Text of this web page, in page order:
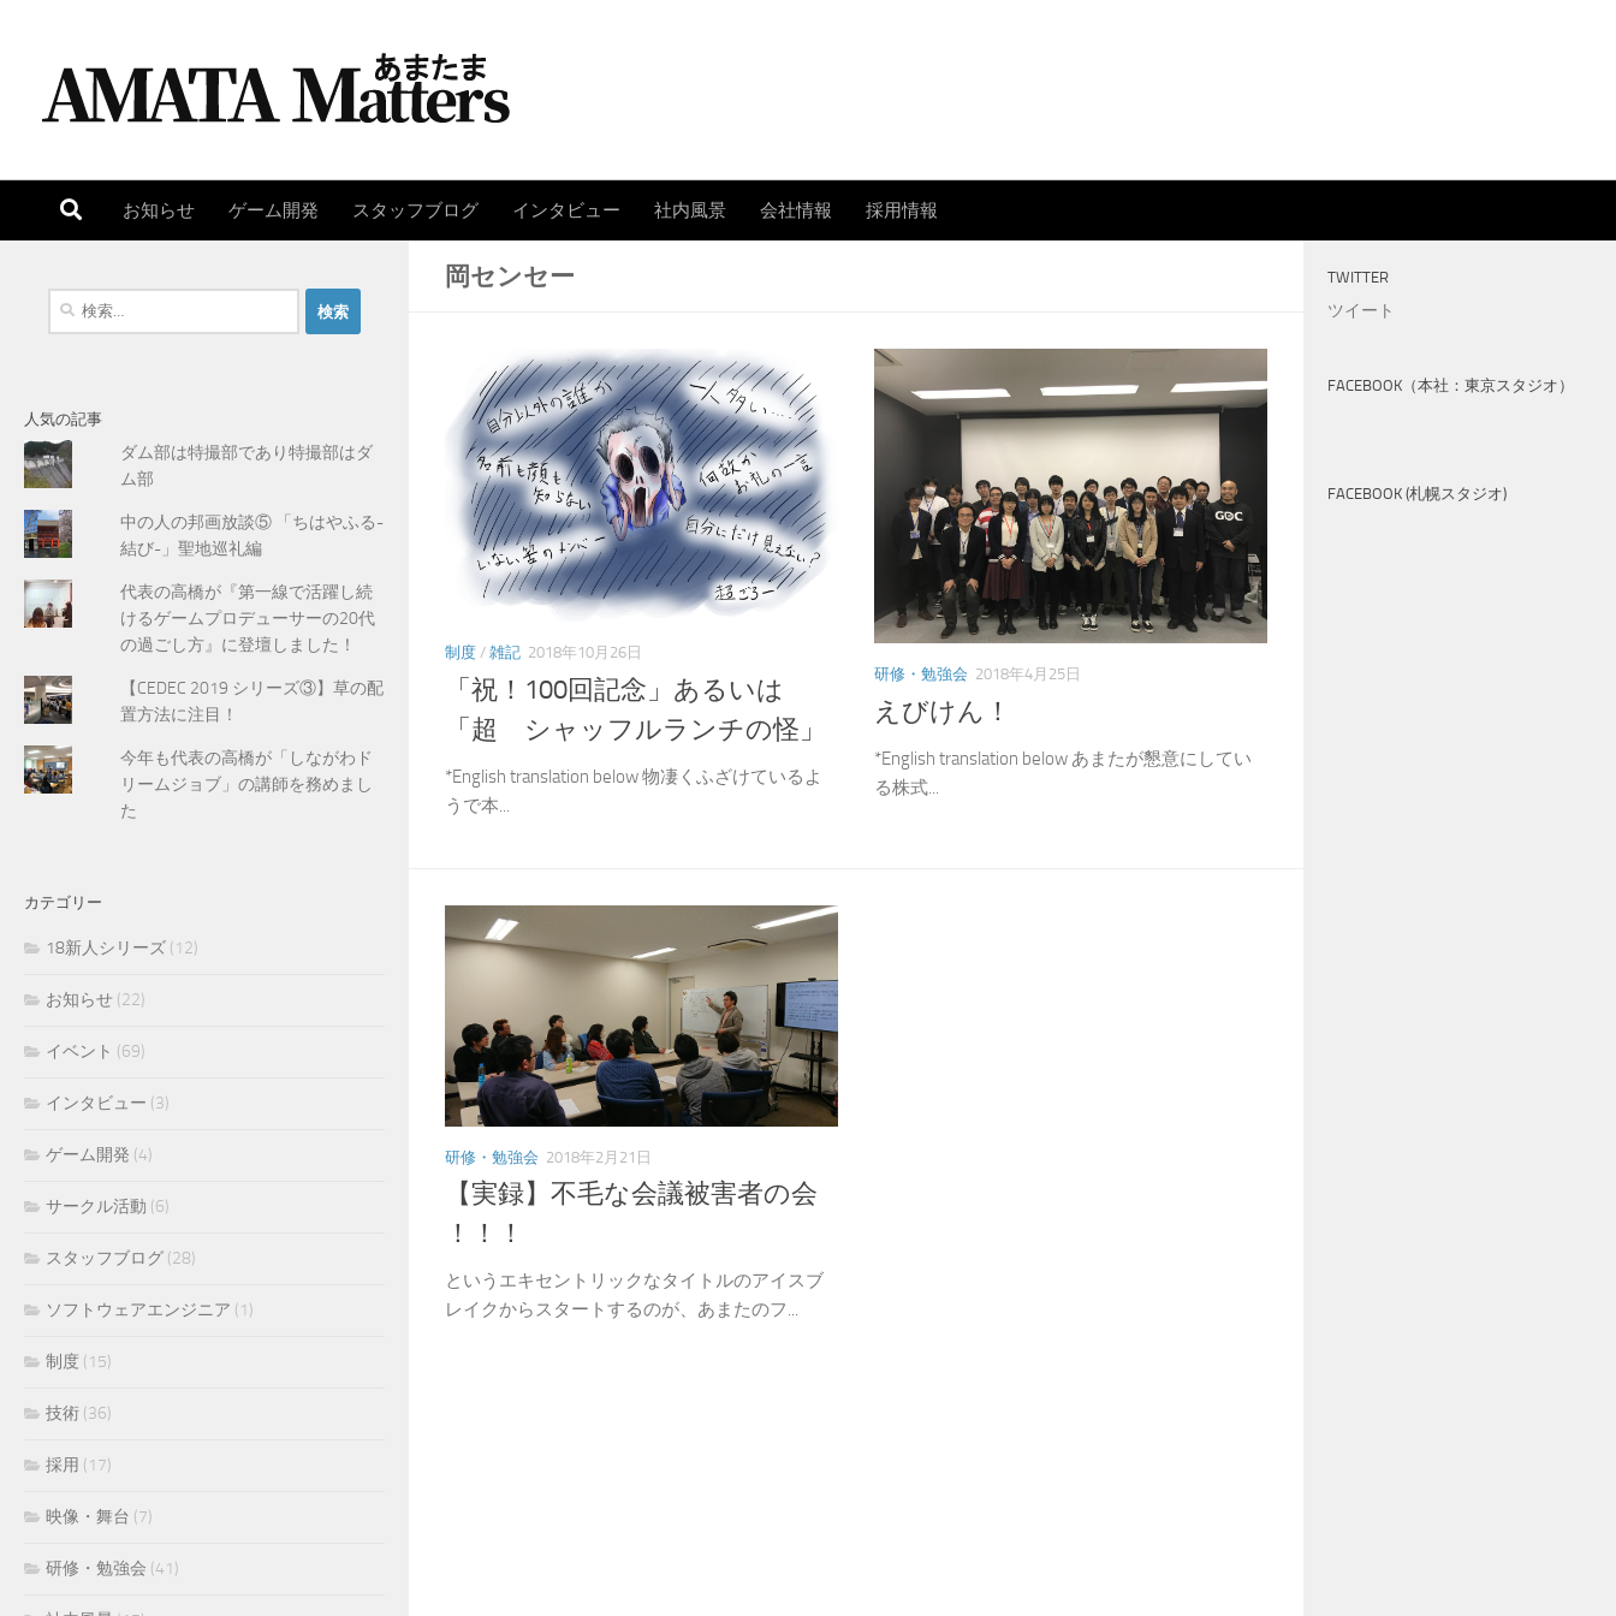
お知らせ ゲーム開発 スタッフブログ インタビュー 社内風景 会社情報 採用情報
岡センセー
制度 / 雑記 2018年10月26日
「祝！100回記念」あるいは
「超 シャッフルランチの怪」
*English translation below 物凄くふざけているよ
うで本...
研修・勉強会 2018年4月25日
えびけん！
*English translation below あまたが懇意にしてい
る株式...
研修・勉強会 2018年2月21日
【実録】不毛な会議被害者の会
！！！
というエキセントリックなタイトルのアイスブ
レイクからスタートするのが、あまたのフ...
検
人気の記事
ダム部は特撮部であり特撮部はダ
ム部
中の人の邦画放談⑤ 「ちはやふる-
結び-」聖地巡礼編
代表の高橋が『第一線で活躍し続
けるゲームプロデューサーの20代
の過ごし方』に登壇しました！
【CEDEC 2019 シリーズ③】草の配
置方法に注目！
今年も代表の高橋が「しながわド
リームジョブ」の講師を務めまし
た
カテゴリー
18新人シリーズ (12)
お知らせ (22)
イベント (69)
インタビュー (3)
ゲーム開発 (4)
サークル活動 (6)
スタッフブログ (28)
ソフトウェアエンジニア (1)
制度 (15)
技術 (36)
採用 (17)
映像・舞台 (7)
研修・勉強会 (41)
TWITTER
ツイート
FACEBOOK（本社：東京スタジオ）
FACEBOOK (札幌スタジオ)